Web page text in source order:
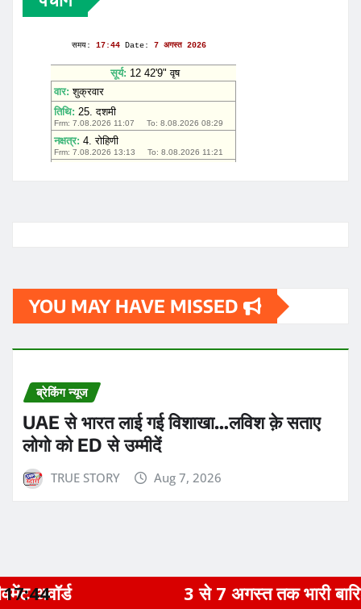
YOU MAY HAVE MISSED
ब्रेकिंग न्यूज
UAE से भारत लाई गई विशाखा…लविश क़े सताए
लोगो को ED से उम्मीदें
TRUE STORY Aug 7, 2026
3 से 7 अगस्त तक भारी बारिश का अलर्ट,
17:44